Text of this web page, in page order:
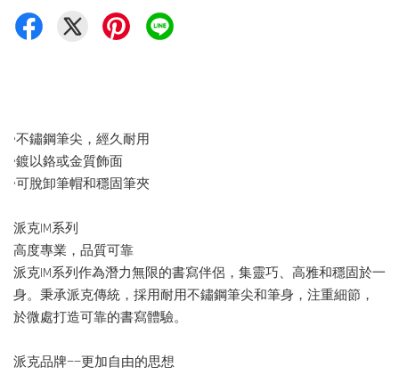
•不鏽鋼筆尖，經久耐用
•鍍以鉻或金質飾面
•可脫卸筆帽和穩固筆夾
派克IM系列
高度專業，品質可靠
派克IM系列作為潛力無限的書寫伴侶，集靈巧、高雅和穩固於一
身。秉承派克傳統，採用耐用不鏽鋼筆尖和筆身，注重細節，
於微處打造可靠的書寫體驗。
派克品牌——更加自由的思想